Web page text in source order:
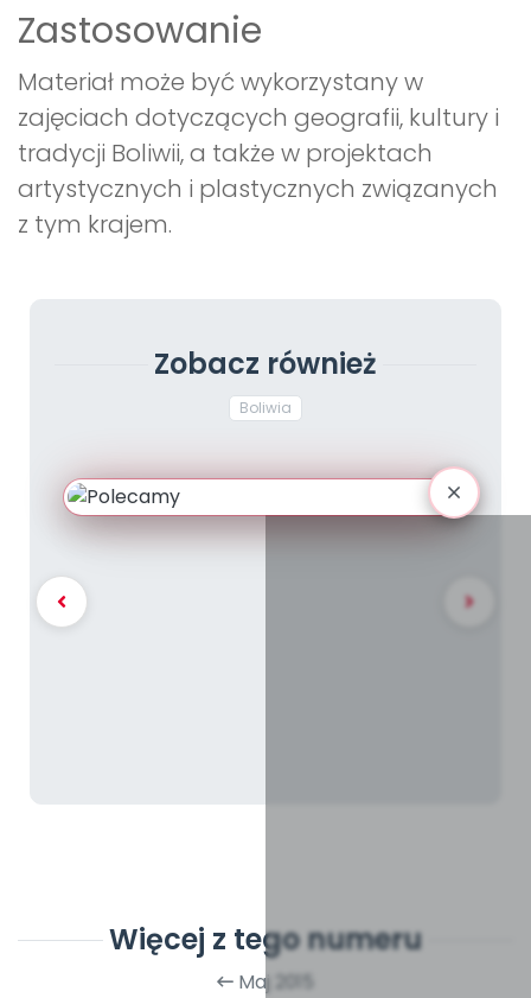
Zastosowanie
Materiał może być wykorzystany w
zajęciach dotyczących geografii, kultury i
tradycji Boliwii, a także w projektach
artystycznych i plastycznych związanych
z tym krajem.
Zobacz również
Boliwia
Więcej z tego numeru
Maj 2015